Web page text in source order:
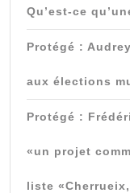
Qu’est-ce
Protégé :
aux élections
Protégé :
«un projet
liste